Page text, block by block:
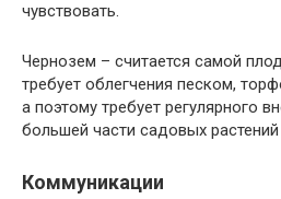
чувствовать.
Чернозем – считается самой
требует облегчения песком,
а поэтому требует регулярного
большей части садовых
Коммуникации